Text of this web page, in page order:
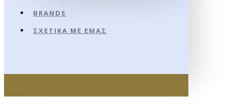
BRANDS
ΣΧΕΤΙΚΆ ΜΕ ΕΜΆΣ